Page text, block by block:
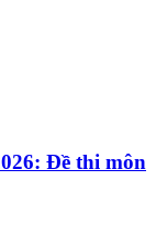
Đề thi môn